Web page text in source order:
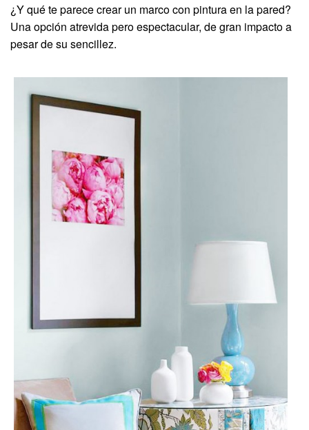
¿Y qué te parece crear un marco con pintura en la pared?
Una opción atrevida pero espectacular, de gran impacto a
pesar de su sencillez.